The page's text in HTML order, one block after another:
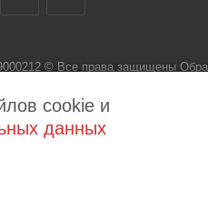
© Все права защищены
cookie и
данных